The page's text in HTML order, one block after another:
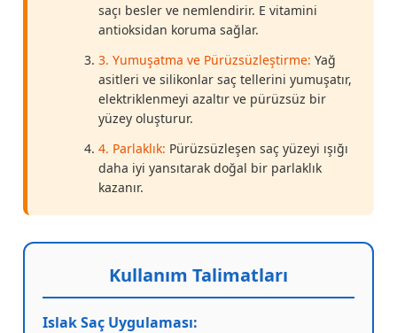
saçı besler ve nemlendirir. E vitamini
antioksidan koruma sağlar.
3. Yumuşatma ve Pürüzsüzleştirme: Yağ
asitleri ve silikonlar saç tellerini yumuşatır,
elektriklenmeyi azaltır ve pürüzsüz bir
yüzey oluşturur.
4. Parlaklık: Pürüzsüzleşen saç yüzeyi ışığı
daha iyi yansıtarak doğal bir parlaklık
kazanır.
Kullanım Talimatları
Islak Saç Uygulaması: